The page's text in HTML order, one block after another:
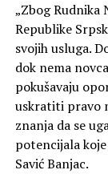
„Zbog Rudnika
Republike
svojih usluga.
dok nema
pokušavaju
uskratiti pravo
znanja da se
potencijala
Savić Banjac.